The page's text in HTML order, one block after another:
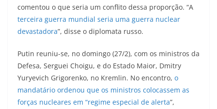
comentou o que seria um conflito dessa proporção. “A
terceira guerra mundial seria uma guerra nuclear
devastadora”, disse o diplomata russo.
Putin reuniu-se, no domingo (27/2), com os ministros da
Defesa, Serguei Choigu, e do Estado Maior, Dmitry
Yuryevich Grigorenko, no Kremlin. No encontro, o
mandatário ordenou que os ministros colocassem as
forças nucleares em “regime especial de alerta”,